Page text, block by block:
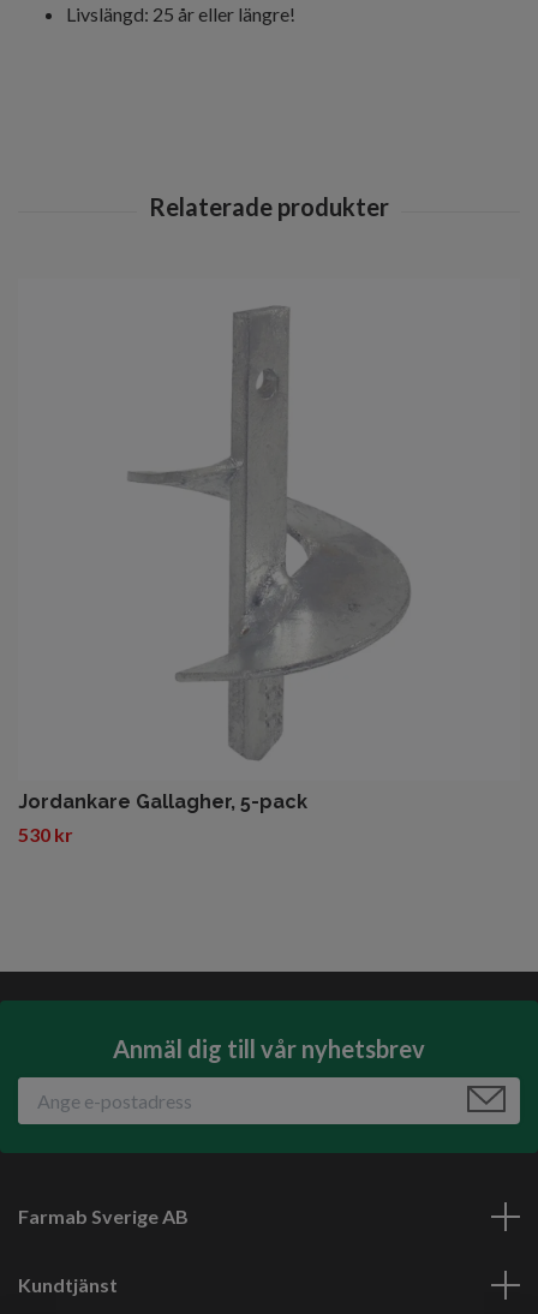
Livslängd: 25 år eller längre!
Jordankare Gallagher, 5-pack
530 kr
Anmäl dig till vår nyhetsbrev
Farmab Sverige AB
Kundtjänst